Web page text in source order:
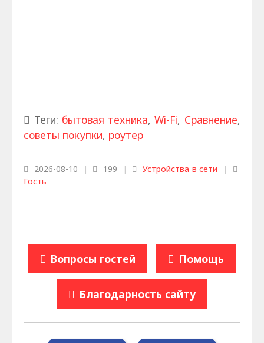
Теги: бытовая техника,Wi-Fi, Сравнение,
советы покупки, роутер
2026-08-10 | 199 | Устройства в сети
|
Гость
Вопросы гостей Помощь
Благодарность сайту